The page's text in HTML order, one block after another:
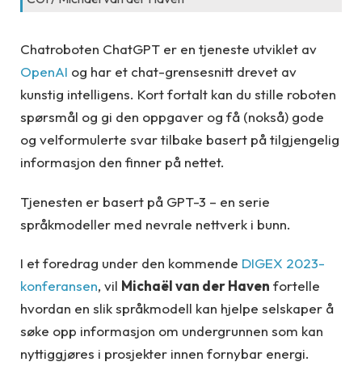
Chatroboten ChatGPT er en tjeneste utviklet av
OpenAI og har et chat-grensesnitt drevet av
kunstig intelligens. Kort fortalt kan du stille roboten
spørsmål og gi den oppgaver og få (nokså) gode
og velformulerte svar tilbake basert på tilgjengelig
informasjon den finner på nettet.
Tjenesten er basert på GPT-3 – en serie
språkmodeller med nevrale nettverk i bunn.
I et foredrag under den kommende DIGEX 2023-
konferansen, vil Michaël van der Haven fortelle
hvordan en slik språkmodell kan hjelpe selskaper å
søke opp informasjon om undergrunnen som kan
nyttiggjøres i prosjekter innen fornybar energi.